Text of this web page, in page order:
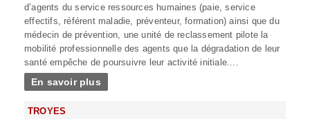
d’agents du service ressources humaines (paie, service
effectifs, référent maladie, préventeur, formation) ainsi que du
médecin de prévention, une unité de reclassement pilote la
mobilité professionnelle des agents que la dégradation de leur
santé empêche de poursuivre leur activité initiale....
En savoir plus
TROYES